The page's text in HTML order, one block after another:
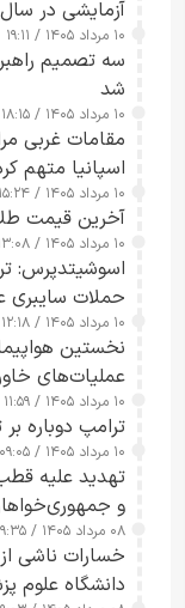
آزمایشی در سال ۲۰۲۸ انجام می‌شود
۱۰ مرداد ۱۴۰۵ / ۱۹:۱۱
سه تصمیم
شد
۱۰ مرداد ۱۴۰۵ / ۱۸:۱۵
مقامات غربی
اسپانیا متهم
۱۰ مرداد ۱۴۰۵ / ۱۵:۲۴
آخرین قیمت طلا، سکه
۱۰ مرداد ۱۴۰۵ / ۱۳:۰۸
اسوشیتدپرس:
حملات سایبری
ارائه نکرد
۱۰ مرداد ۱۴۰۵ / ۱۲:۱۸
نخستین
عملیات‌های
شدند
۱۰ مرداد ۱۴۰۵ / ۱۱:۵۹
ترامپ دوباره
۱۰ مرداد ۱۴۰۵ / ۰۹:۰۵
تهدید علیه
و
۰۸ مرداد ۱۴۰۵ / ۱۹:۳۵
خسارات ناشی
دانشگاه علوم